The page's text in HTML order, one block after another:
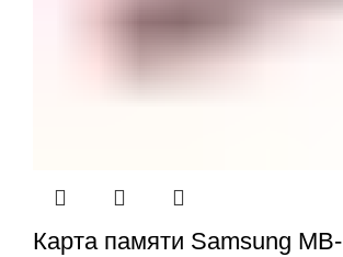
Карта памяти Samsung MB-